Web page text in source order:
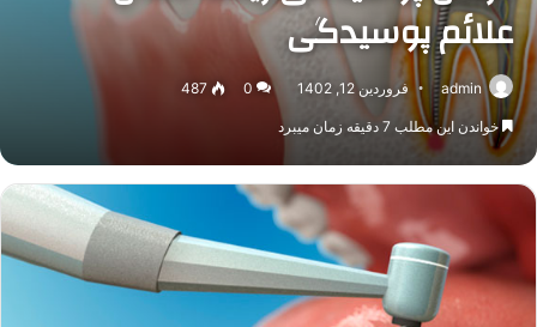
علائم پوسیدگی
admin فروردین 12, 1402 0
487
خواندن این مطلب 7 دقیقه زمان میبرد